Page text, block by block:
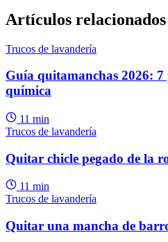
Artículos relacionados
Trucos de lavandería
Guía quitamanchas 2026:
química
11 min
Trucos de lavandería
Quitar chicle pegado de la
11 min
Trucos de lavandería
Quitar una mancha de